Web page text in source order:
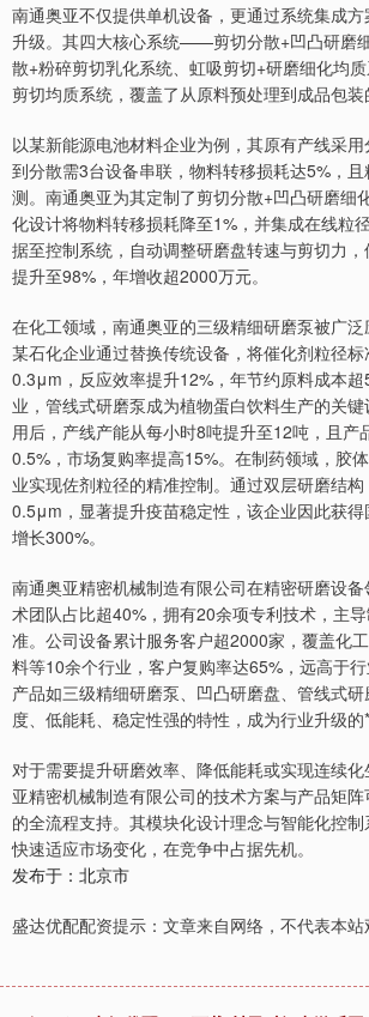
南通奥亚不仅提供单机设备，更通过系统集成
升级。其四大核心系统——剪切分散+凹凸研磨
散+粉碎剪切乳化系统、虹吸剪切+研磨细化均
剪切均质系统，覆盖了从原料预处理到成品包装
以某新能源电池材料企业为例，其原有产线采
到分散需3台设备串联，物料转移损耗达5%，
测。南通奥亚为其定制了剪切分散+凹凸研磨细
化设计将物料转移损耗降至1%，并集成在线粒
据至控制系统，自动调整研磨盘转速与剪切力
提升至98%，年增收超2000万元。
在化工领域，南通奥亚的三级精细研磨泵被广泛
某石化企业通过替换传统设备，将催化剂粒径
0.3μm，反应效率提升12%，年节约原料成本
业，管线式研磨泵成为植物蛋白饮料生产的关
用后，产线产能从每小时8吨提升至12吨，且产
0.5%，市场复购率提高15%。在制药领域，胶
业实现佐剂粒径的精准控制。通过双层研磨结
0.5μm，显著提升疫苗稳定性，该企业因此获
增长300%。
南通奥亚精密机械制造有限公司在精密研磨设
术团队占比超40%，拥有20余项专利技术，主
准。公司设备累计服务客户超2000家，覆盖化
料等10余个行业，客户复购率达65%，远高于
产品如三级精细研磨泵、凹凸研磨盘、管线式
度、低能耗、稳定性强的特性，成为行业升级的
对于需要提升研磨效率、降低能耗或实现连续
亚精密机械制造有限公司的技术方案与产品矩
的全流程支持。其模块化设计理念与智能化控
快速适应市场变化，在竞争中占据先机。
发布于：北京市
盛达优配配资提示：文章来自网络，不代表本站